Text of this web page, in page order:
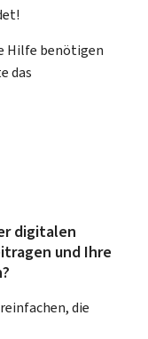
Hilfe benötigen
das
digitalen
und Ihre
die